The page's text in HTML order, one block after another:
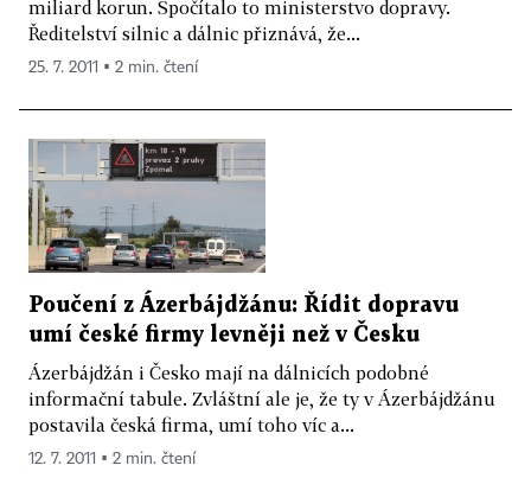
miliard korun. Spočítalo to ministerstvo dopravy.
Ředitelství silnic a dálnic přiznává, že...
25. 7. 2011 ▪ 2 min. čtení
Poučení z Ázerbájdžánu: Řídit dopravu
umí české firmy levněji než v Česku
Ázerbájdžán i Česko mají na dálnicích podobné
informační tabule. Zvláštní ale je, že ty v Ázerbájdžánu
postavila česká firma, umí toho víc a...
12. 7. 2011 ▪ 2 min. čtení